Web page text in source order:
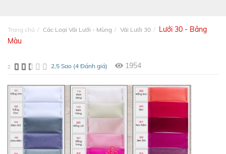
Trang chủ Các Loại Vải Lưới - Mùng Vải Lưới 30
Lưới 30 - Bảng
Màu
2,5 Sao (4 Đánh giá) 1954